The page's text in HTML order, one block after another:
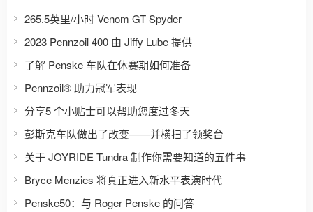
265.5英里/小时 Venom GT Spyder
2023 Pennzoil 400 由 Jiffy Lube 提供
了解 Penske 车队在休赛期如何准备
Pennzoil® 助力冠军表现
分享5 个小贴士可以帮助您度过冬天
彭斯克车队做出了改变——并横扫了领奖台
关于 JOYRIDE Tundra 制作你需要知道的五件事
Bryce Menzies 将真正进入新水平表演时代
Penske50：与 Roger Penske 的问答